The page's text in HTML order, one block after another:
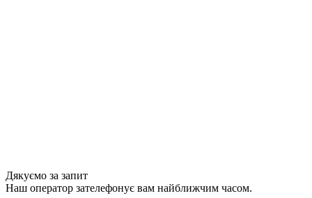
Дякуємо за запит
Наш оператор зателефонує вам найближчим часом.